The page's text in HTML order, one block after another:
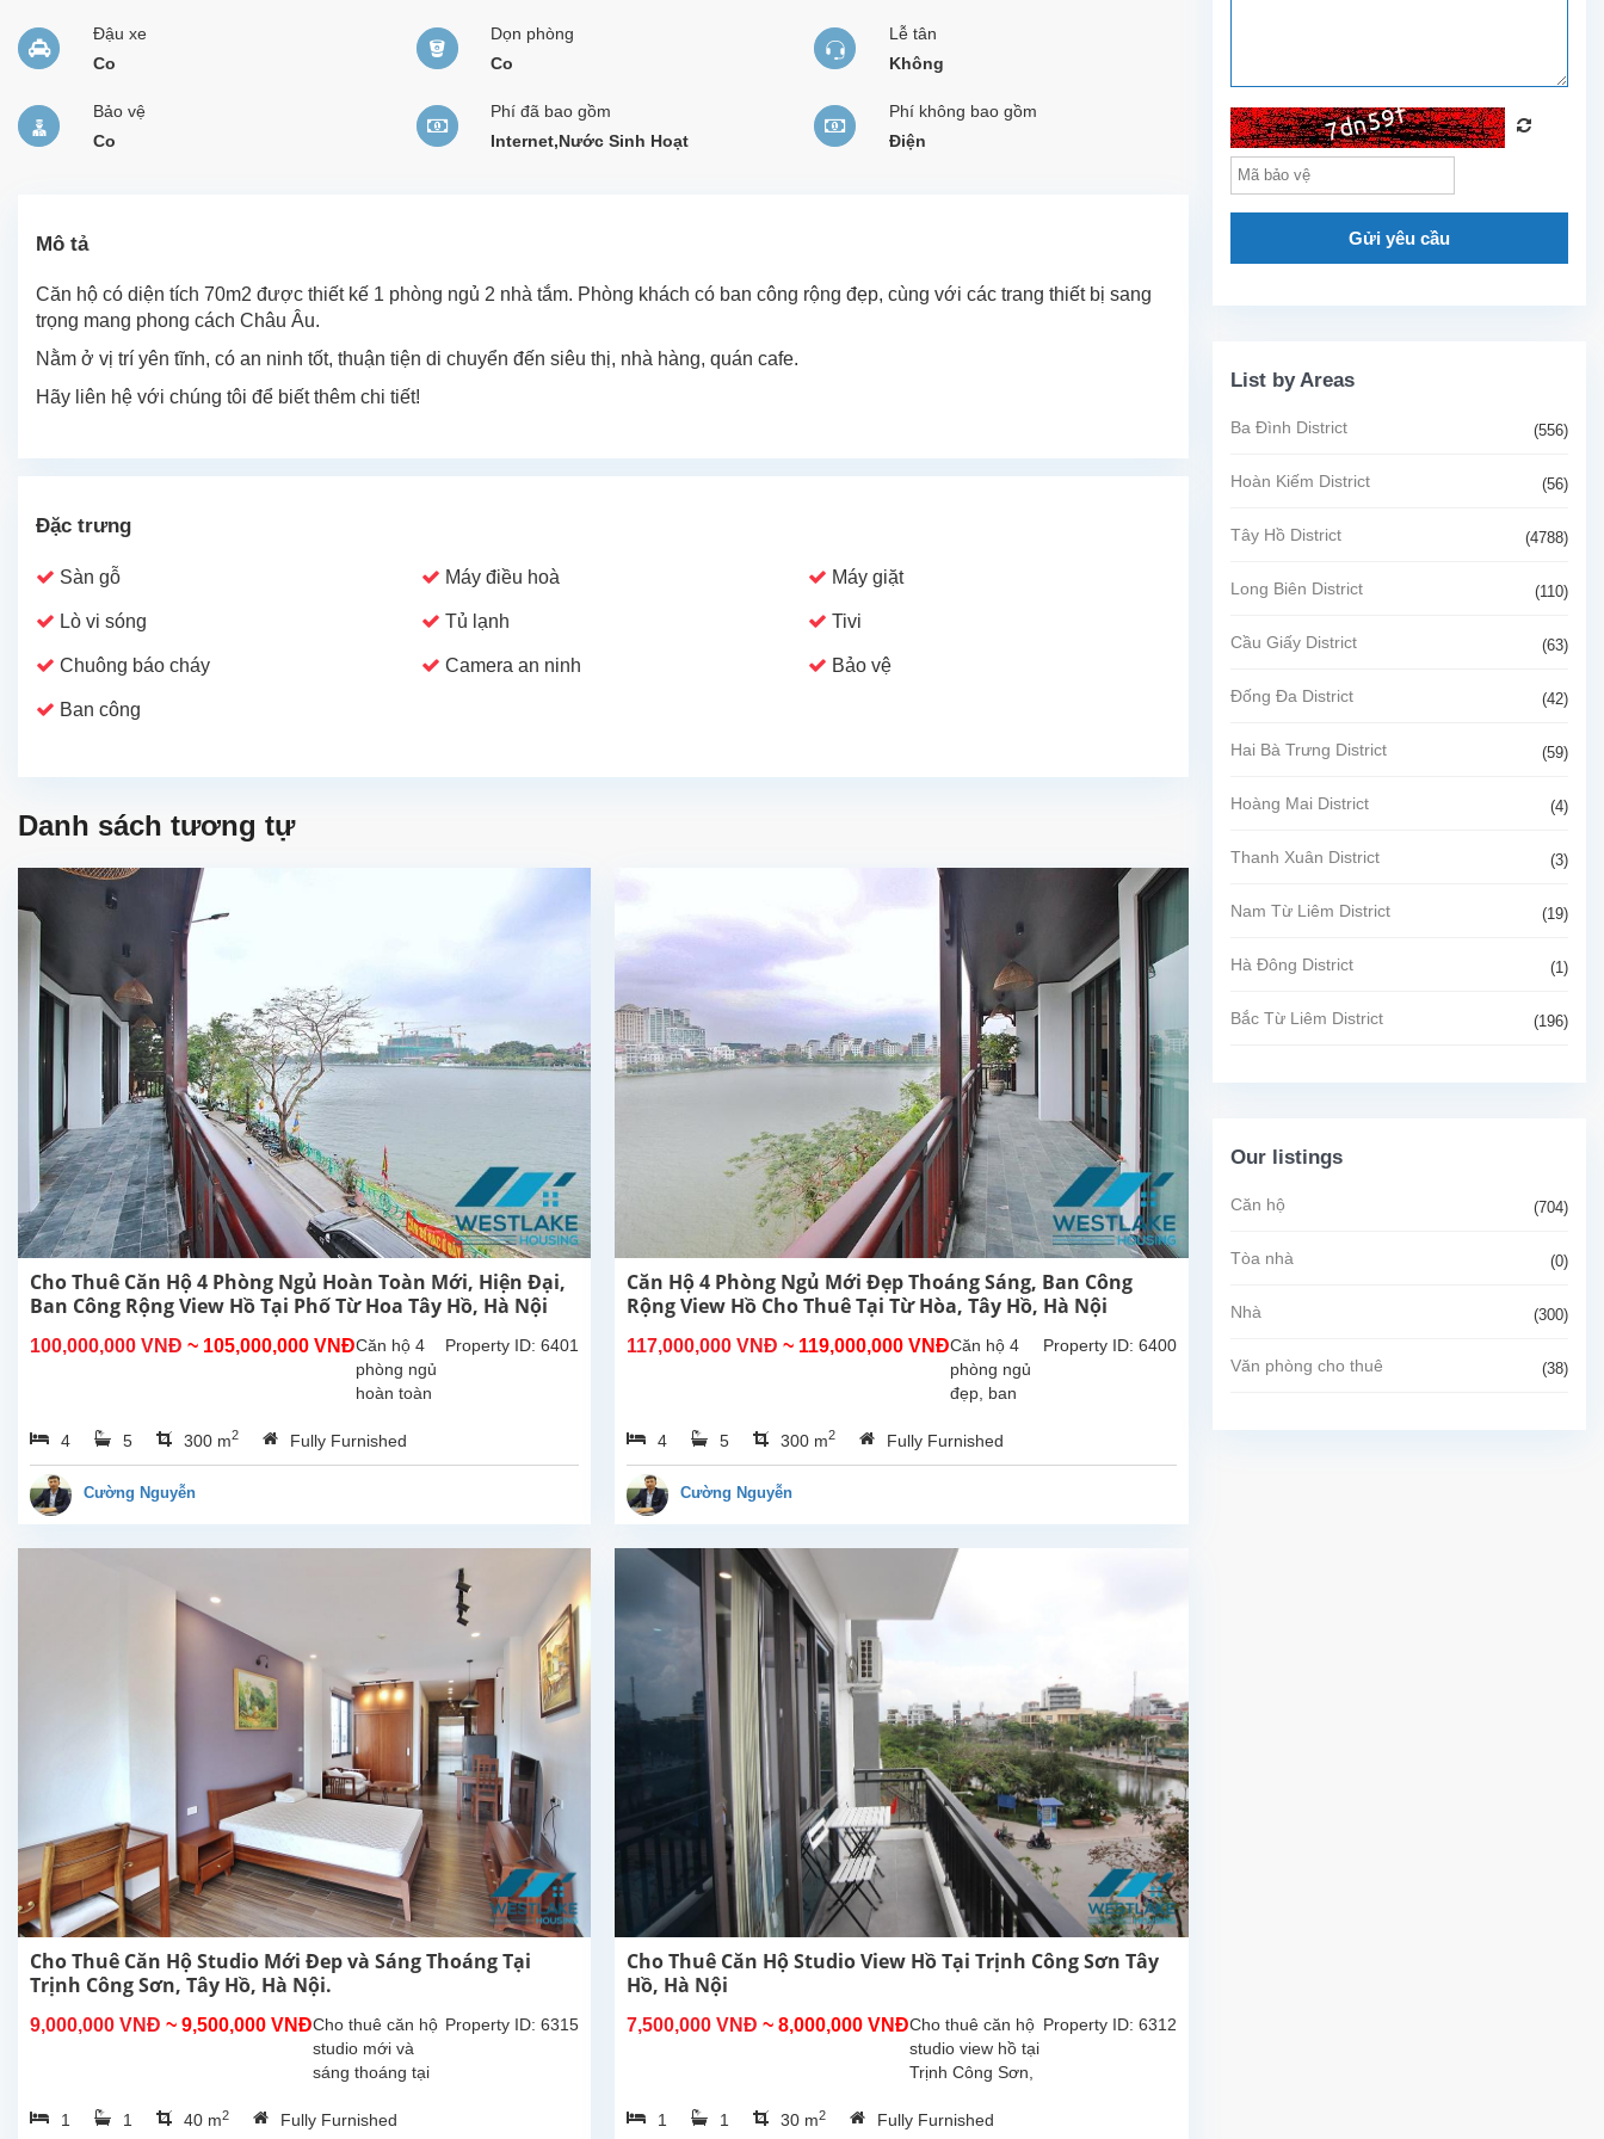
Đậu xe
Co
Dọn phòng
Co
Lễ tân
Không
Bảo vệ
Co
Phí đã bao gồm
Internet,Nước Sinh Hoạt
Phí không bao gồm
Điện
Mô tả
Căn hộ có diện tích 70m2 được thiết kế 1 phòng ngủ 2 nhà tắm. Phòng khách có ban công rộng đẹp, cùng với các trang thiết bị sang
trọng mang phong cách Châu Âu.
Nằm ở vị trí yên tĩnh, có an ninh tốt, thuận tiện di chuyển đến siêu thị, nhà hàng, quán cafe.
Hãy liên hệ với chúng tôi để biết thêm chi tiết!
Đặc trưng
Sàn gỗ Máy điều hoà Máy giặt
Lò vi sóng Tủ lạnh Tivi
Chuông báo cháy Camera an ninh Bảo vệ
Ban công
Danh sách tương tự
Cho Thuê Căn Hộ 4 Phòng Ngủ Hoàn Toàn Mới, Hiện Đại,
Ban Công Rộng View Hồ Tại Phố Từ Hoa Tây Hồ, Hà Nội
100,000,000 VNĐ ~ 105,000,000 VNĐ Property ID: 6401
Căn hộ 4
phòng ngủ
hoàn toàn
đẹp hiên
đại, ban
4 5 300 m2 Fully Furnished
Cường Nguyễn
Căn Hộ 4 Phòng Ngủ Mới Đẹp Thoáng Sáng, Ban Công
Rộng View Hồ Cho Thuê Tại Từ Hòa, Tây Hồ, Hà Nội
117,000,000 VNĐ ~ 119,000,000 VNĐ Property ID: 6400
Căn hộ 4
phòng ngủ
đẹp, ban
thoáng mát,
view Hồ tại
tích sử
4 5 300 m2 Fully Furnished
Cường Nguyễn
Cho Thuê Căn Hộ Studio Mới Đep và Sáng Thoáng Tại
Trịnh Công Sơn, Tây Hồ, Hà Nội.
9,000,000 VNĐ ~ 9,500,000 VNĐ Property ID: 6315
Cho thuê căn hộ
studio mới và
sáng thoáng tại
Tây Hồ, Hà Nội.
1 1 40 m2 Fully Furnished
Cho Thuê Căn Hộ Studio View Hồ Tại Trịnh Công Sơn Tây
Hồ, Hà Nội
7,500,000 VNĐ ~ 8,000,000 VNĐ Property ID: 6312
Cho thuê căn hộ
studio view hồ tại
Trịnh Công Sơn,
30m², đã được
1 1 30 m2 Fully Furnished
Gửi yêu cầu
List by Areas
Ba Đình District (556)
Hoàn Kiếm District (56)
Tây Hồ District (4788)
Long Biên District (110)
Cầu Giấy District (63)
Đống Đa District (42)
Hai Bà Trưng District (59)
Hoàng Mai District (4)
Thanh Xuân District (3)
Nam Từ Liêm District (19)
Hà Đông District (1)
Bắc Từ Liêm District (196)
Our listings
Căn hộ (704)
Tòa nhà (0)
Nhà (300)
Văn phòng cho thuê (38)